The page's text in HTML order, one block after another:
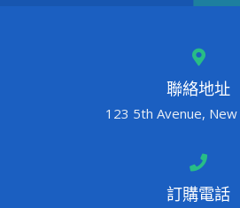
聯絡地址
123 5th Avenue, New
訂購電話